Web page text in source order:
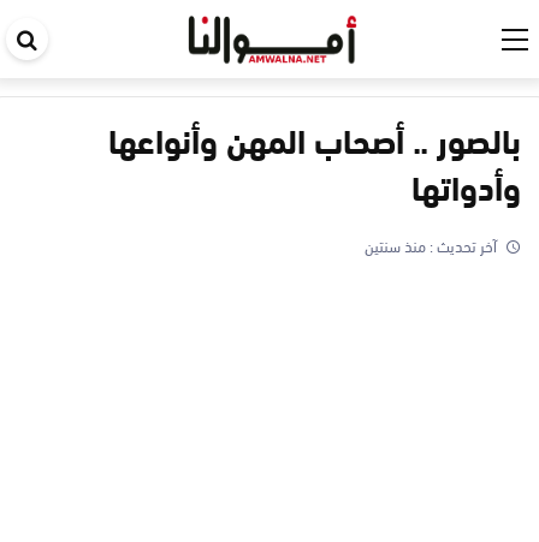
بالصور .. أصحاب المهن وأنواعها
وأدواتها
آخر تحديث :منذ سنتين